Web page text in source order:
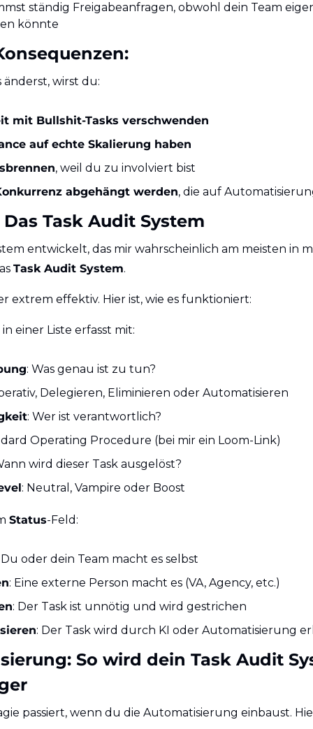
ständig Freigabeanfragen, obwohl dein Team
könnte
wirst du:
mit Bullshit-Tasks verschwenden
auf echte Skalierung haben
, weil du zu involviert bist
abgehängt werden, die auf
Task Audit System
entwickelt, das mir wahrscheinlich am meisten in
Task Audit System.
extrem effektiv. Hier ist, wie es funktioniert:
einer Liste erfasst mit:
: Was genau ist zu tun?
Delegieren, Eliminieren oder Automatisieren
: Wer ist verantwortlich?
Operating Procedure (bei mir ein Loom-Link)
wird dieser Task ausgelöst?
: Neutral, Vampire oder Boost
Status-Feld:
Du oder dein Team macht es selbst
: Eine externe Person macht es (VA, Agency, etc.)
: Der Task ist unnötig und wird gestrichen
: Der Task wird durch KI oder Automatisierung
So wird dein Task Audit
passiert, wenn du die Automatisierung einbaust.